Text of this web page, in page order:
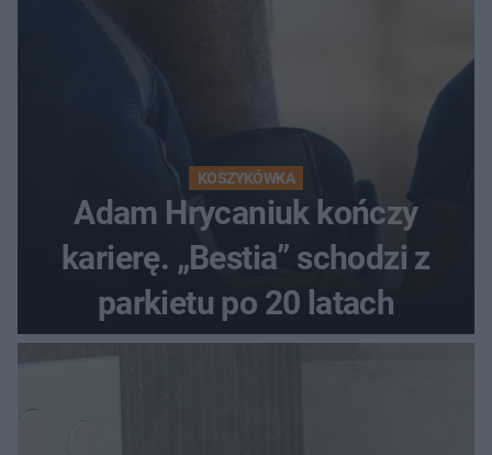
KOSZYKÓWKA
Adam Hrycaniuk kończy
karierę. „Bestia” schodzi z
parkietu po 20 latach